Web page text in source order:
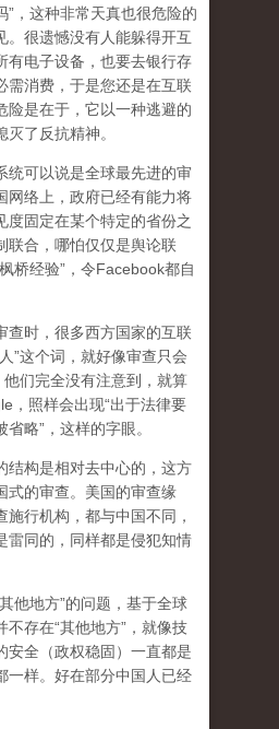
”，这种非常天真也很危险的
。很遗憾没有人能躲得开互
有电子设备，也要去银行存
需消费，于是您还是在互联
险是在于，它以一种逃避的
了反抗精神。
统可以说是全球最先进的审
网络上，政府已经有能力将
度固定在某个特定的省份之
联合 ，哪怕仅仅是舆论联
桥经验”，令Facebook都自
查时，很多西方国家的互联
”这个词，就好像审查只会
们完全没有注意到， 就算
，照样会出现“出于法律要
略”，这样的字眼。
结构是相对去中心的，这方
式的审查。美国的审查缘
施行机构，都与中国不同，
雷同的，同样都是侵犯知情
他地方”的问题，基于全球
不存在“其他地方”，就像技
安全（政权稳固）一直都是
一样。好在部分中国人已经